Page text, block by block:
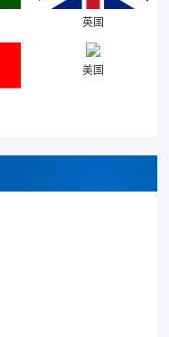
英国
美国